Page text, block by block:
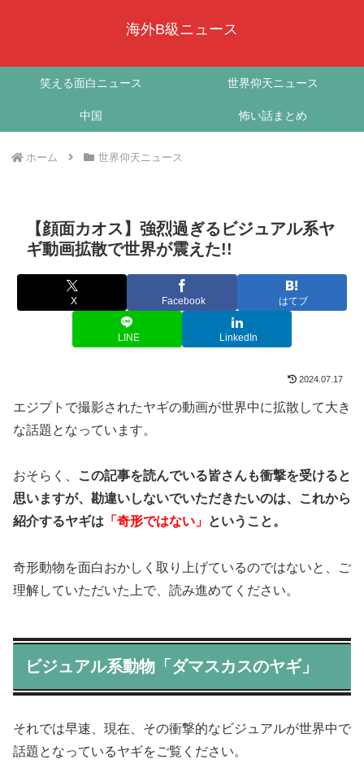
海外B級ニュース
笑える面白ニュース 世界仰天ニュース
中国 怖い話まとめ
ホーム 世界仰天ニュース
【顔面カオス】強烈過ぎるビジュアル系ヤ
ギ動画拡散で世界が震えた!!
X Facebook はてブ
LINE LinkedIn
2024.07.17
エジプトで撮影されたヤギの動画が世界中に拡散して大き
な話題となっています。
おそらく、
この記事を読んでいる皆さんも衝撃を受けると
思いますが、勘違いしないでいただきたいのは、これから
紹介するヤギは 「奇形ではない」 ということ。
奇形動物を面白おかしく取り上げているのではないと、ご
理解していただいた上で、読み進めてください。
ビジュアル系動物「ダマスカスのヤギ」
それでは早速、現在、その衝撃的なビジュアルが世界中で
話題となっているヤギをご覧ください。